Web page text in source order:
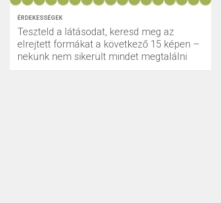
ÉRDEKESSÉGEK
Teszteld a látásodat, keresd meg az
elrejtett formákat a következő 15 képen –
nekünk nem sikerült mindet megtalálni